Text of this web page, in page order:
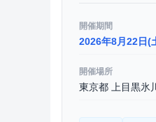
開催期間
2026年8月22日(
開催場所
東京都 上目黒氷